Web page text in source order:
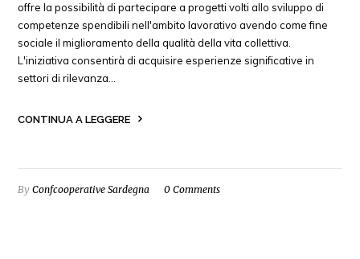
offre la possibilità di partecipare a progetti volti allo sviluppo di
competenze spendibili nell'ambito lavorativo avendo come fine
sociale il miglioramento della qualità della vita collettiva.
L'iniziativa consentirà di acquisire esperienze significative in
settori di rilevanza…
CONTINUA A LEGGERE
ByConfcooperative Sardegna 0 Comments